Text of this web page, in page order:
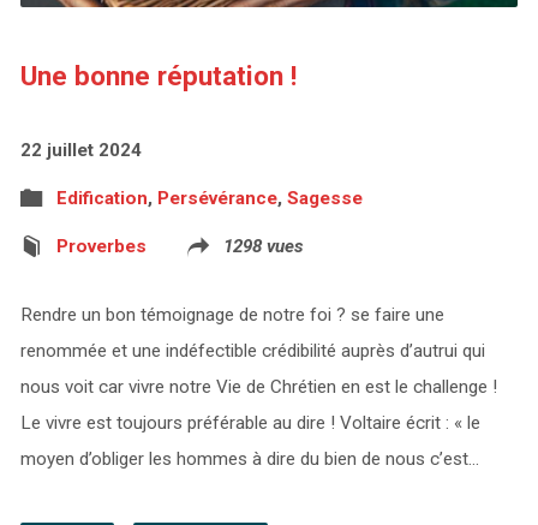
Une bonne réputation !
22 juillet 2024
Edification, Persévérance, Sagesse
Proverbes 1298 vues
Rendre un bon témoignage de notre foi ? se faire une
renommée et une indéfectible crédibilité auprès d’autrui qui
nous voit car vivre notre Vie de Chrétien en est le challenge !
Le vivre est toujours préférable au dire ! Voltaire écrit : « le
moyen d’obliger les hommes à dire du bien de nous c’est…